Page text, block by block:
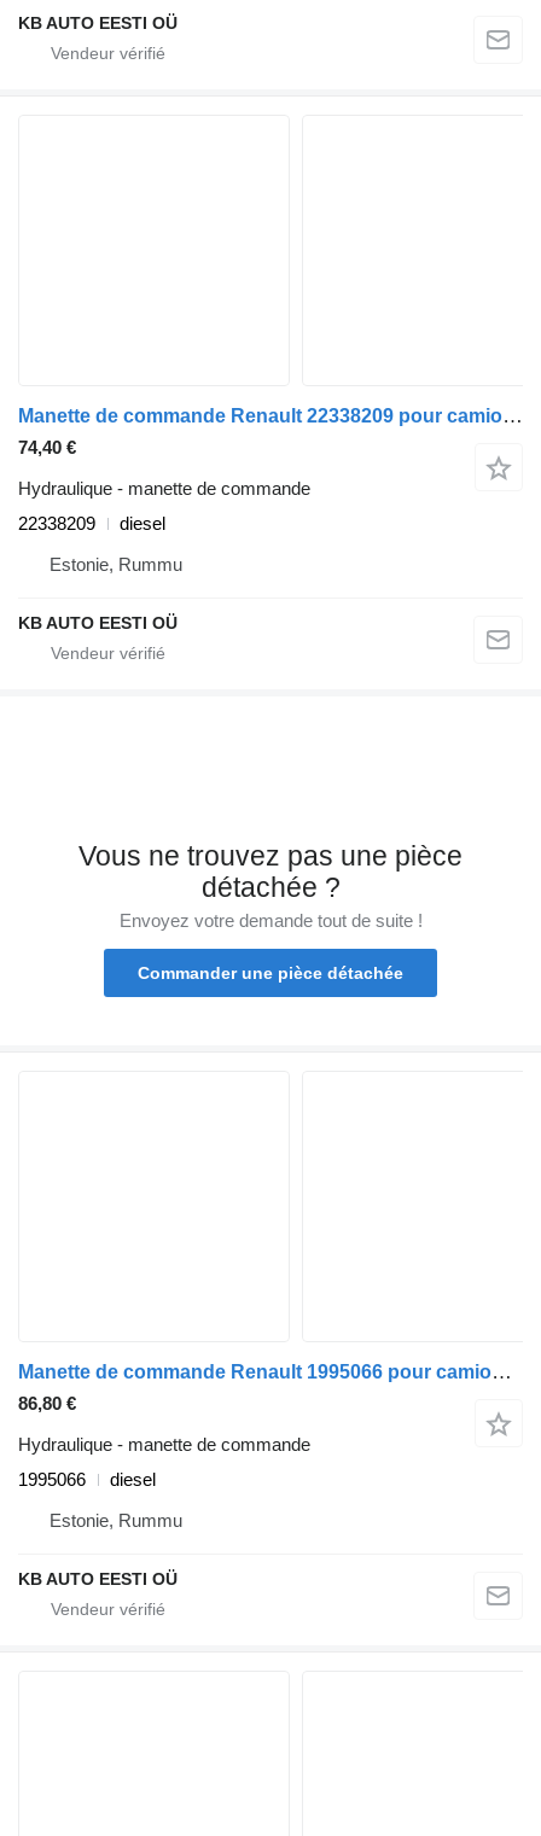
KB AUTO EESTI OÜ
Manette de commande Renault 22338209 pour camion Renault T (2013-)
74,40 €
Hydraulique - manette de commande
22338209
diesel
Estonie, Rummu
KB AUTO EESTI OÜ
Vous ne trouvez pas une pièce
détachée ?
Envoyez votre demande tout de suite !
Commander une pièce détachée
Manette de commande Renault 1995066 pour camion Renault T (2013-)
86,80 €
Hydraulique - manette de commande
1995066
diesel
Estonie, Rummu
KB AUTO EESTI OÜ